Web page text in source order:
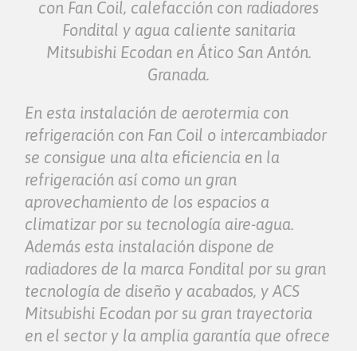
con Fan Coil, calefacción con radiadores
Fondital y agua caliente sanitaria
Mitsubishi Ecodan en Ático San Antón.
Granada.
En esta instalación de aerotermia con
refrigeración con Fan Coil o intercambiador
se consigue una alta eficiencia en la
refrigeración así como un gran
aprovechamiento de los espacios a
climatizar por su tecnología aire-agua.
Además esta instalación dispone de
radiadores de la marca Fondital por su gran
tecnología de diseño y acabados, y ACS
Mitsubishi Ecodan por su gran trayectoria
en el sector y la amplia garantía que ofrece